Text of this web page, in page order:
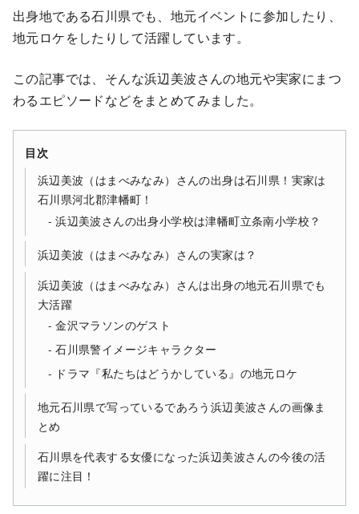
出身地である石川県でも、地元イベントに参加したり、
地元ロケをしたりして活躍しています。
この記事では、そんな浜辺美波さんの地元や実家にまつ
わるエピソードなどをまとめてみました。
目次
浜辺美波（はまべみなみ）さんの出身は石川県！実家は
石川県河北郡津幡町！
浜辺美波さんの出身小学校は津幡町立条南小学校？
浜辺美波（はまべみなみ）さんの実家は？
浜辺美波（はまべみなみ）さんは出身の地元石川県でも
大活躍
金沢マラソンのゲスト
石川県警イメージキャラクター
ドラマ『私たちはどうかしている』の地元ロケ
地元石川県で写っているであろう浜辺美波さんの画像ま
とめ
石川県を代表する女優になった浜辺美波さんの今後の活
躍に注目！